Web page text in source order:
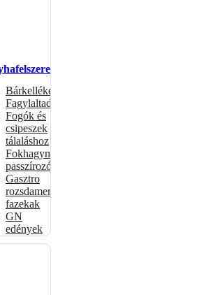
Bárkellékek
Fagylaltadagolók
Fogók és
csipeszek
tálaláshoz
Fokhagymaprések,
passzírozók
Gasztro
rozsdamentes
fazekak
GN
edények